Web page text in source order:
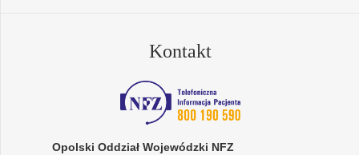
Kontakt
Opolski Oddział Wojewódzki NFZ